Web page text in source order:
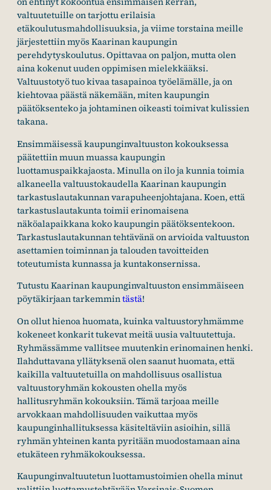
valtuutetuille on tarjottu erilaisia
etäkoulutusmahdollisuuksia, ja viime torstaina meille
järjestettiin myös Kaarinan kaupungin
perehdytyskoulutus. Opittavaa on paljon, mutta olen
aina kokenut uuden oppimisen mielekkääksi.
Valtuustotyö tuo kivaa tasapainoa työelämälle, ja on
kiehtovaa päästä näkemään, miten kaupungin
päätöksenteko ja johtaminen oikeasti toimivat kulissien
takana.
Ensimmäisessä kaupunginvaltuuston kokouksessa
päätettiin muun muassa kaupungin
luottamuspaikkajaosta. Minulla on ilo ja kunnia toimia
alkaneella valtuustokaudella Kaarinan kaupungin
tarkastuslautakunnan varapuheenjohtajana. Koen, että
tarkastuslautakunta toimii erinomaisena
näköalapaikkana koko kaupungin päätöksentekoon.
Tarkastuslautakunnan tehtävänä on arvioida valtuuston
asettamien toiminnan ja talouden tavoitteiden
toteutumista kunnassa ja kuntakonsernissa.
Tutustu Kaarinan kaupunginvaltuuston ensimmäiseen
pöytäkirjaan tarkemmintästä!
On ollut hienoa huomata, kuinka valtuustoryhmämme
kokeneet konkarit tukevat meitä uusia valtuutettuja.
Ryhmässämme vallitsee muutenkin erinomainen henki.
Ilahduttavana yllätyksenä olen saanut huomata, että
kaikilla valtuutetuilla on mahdollisuus osallistua
valtuustoryhmän kokousten ohella myös
hallitusryhmän kokouksiin. Tämä tarjoaa meille
arvokkaan mahdollisuuden vaikuttaa myös
kaupunginhallituksessa käsiteltäviin asioihin, sillä
ryhmän yhteinen kanta pyritään muodostamaan aina
etukäteen ryhmäkokouksessa.
Kaupunginvaltuutetun luottamustoimien ohella minut